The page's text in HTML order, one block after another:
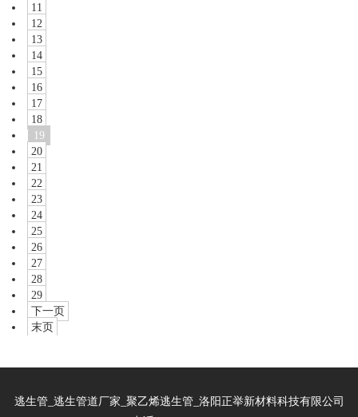
11
12
13
14
15
16
17
18
19
20
21
22
23
24
25
26
27
28
29
下一页
末页
逃生管_逃生管道厂家_聚乙烯逃生管_洛阳正举新材料科技有限公司